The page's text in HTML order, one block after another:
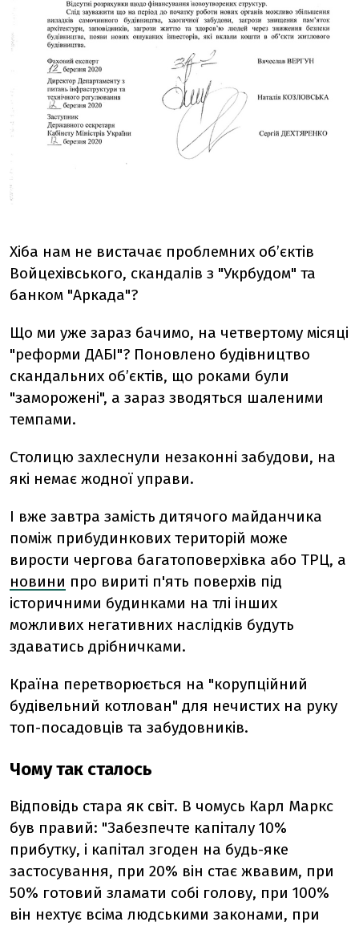
Хіба нам не вистачає проблемних об’єктів
Войцехівського, скандалів з "Укрбудом" та
банком "Аркада"?
Що ми уже зараз бачимо, на четвертому місяці
"реформи ДАБІ"? Поновлено будівництво
скандальних об’єктів, що роками були
"заморожені", а зараз зводяться шаленими
темпами.
Столицю захлеснули незаконні забудови, на
які немає жодної управи.
І вже завтра замість дитячого майданчика
поміж прибудинкових територій може
вирости чергова багатоповерхівка або ТРЦ, а
новини про вириті п'ять поверхів під
історичними будинками на тлі інших
можливих негативних наслідків будуть
здаватись дрібничками.
Країна перетворюється на "корупційний
будівельний котлован" для нечистих на руку
топ-посадовців та забудовників.
Чому так сталось
Відповідь стара як світ. В чомусь Карл Маркс
був правий: "Забезпечте капіталу 10%
прибутку, і капітал згоден на будь-яке
застосування, при 20% він стає жвавим, при
50% готовий зламати собі голову, при 100%
він нехтує всіма людськими законами, при